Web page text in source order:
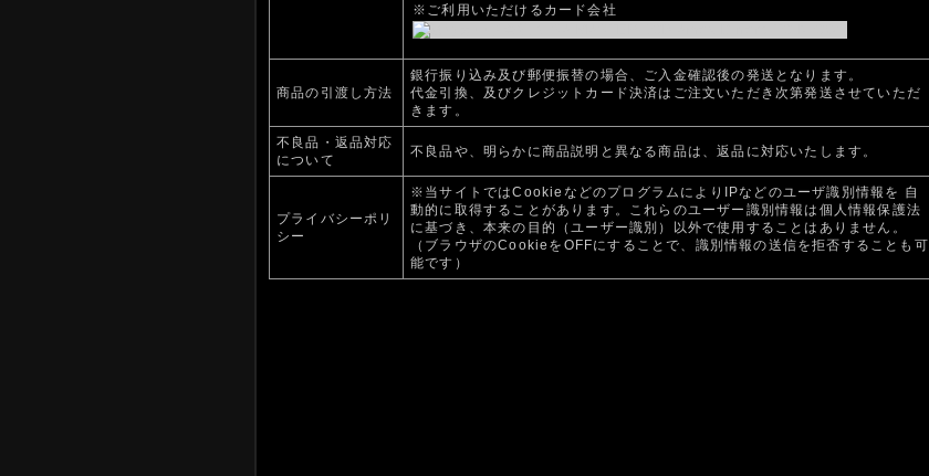
※ご利用いただけるカード会社
商品の引渡し方法
銀行振り込み及び郵便振替の場合、ご入金確認後の発送となります。
代金引換、及びクレジットカード決済はご注文いただき次第発送させていただ
きます。
不良品・返品対応
について
不良品や、明らかに商品説明と異なる商品は、返品に対応いたします。
プライバシーポリ
シー
※当サイトではCookieなどのプログラムによりIPなどのユーザ識別情報を 自
動的に取得することがあります。これらのユーザー識別情報は個人情報保護法
に基づき、本来の目的（ユーザー識別）以外で使用することはありません。
（ブラウザのCookieをOFFにすることで、識別情報の送信を拒否することも可
能です）